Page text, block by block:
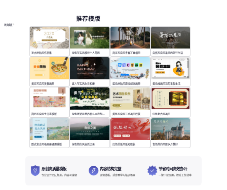
推荐模版
更多模板
复古拼贴风作品集 绿色写实风模特个人简历 商务写实风青春写真相册 自然写实风暑期的旅行生活
黄色写实风美食画册 真人写实风生日相册 蓝色拼贴风旅行纪念画册 黄色插画风我的暑假生活
简约写实风生日宴模版 黄色写实风艺术画册欣赏 红色复古风画册
欧式复古风格画册通用模版 绿色简约风自然之美 红色剪纸风纸短情长 青色简约风愿岁月静好
原创高质量模板
专业设计团队打造，内容可编辑
内容结构完整
逻辑清晰，适合教学与培训场景
节省时间高效办公
一键下载即用，提升工作效率